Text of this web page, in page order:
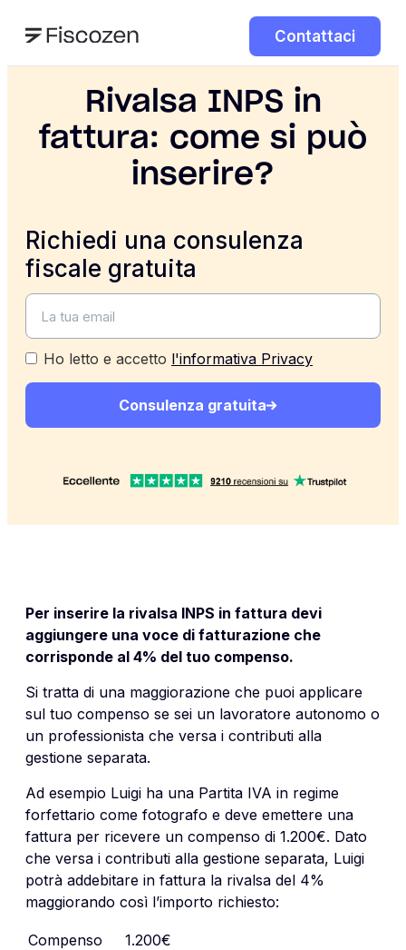
Contattaci
Rivalsa INPS in
fattura: come si può
inserire?
Richiedi una consulenza
fiscale gratuita
Ho letto e accetto l'informativa Privacy
Consulenza gratuita
Per inserire la rivalsa INPS in fattura devi
aggiungere una voce di fatturazione che
corrisponde al 4% del tuo compenso.
Si tratta di una maggiorazione che puoi applicare
sul tuo compenso se sei un lavoratore autonomo o
un professionista che versa i contributi alla
gestione separata.
Ad esempio Luigi ha una Partita IVA in regime
forfettario come fotografo e deve emettere una
fattura per ricevere un compenso di 1.200€. Dato
che versa i contributi alla gestione separata, Luigi
potrà addebitare in fattura la rivalsa del 4%
maggiorando così l’importo richiesto:
Compenso
1.200€